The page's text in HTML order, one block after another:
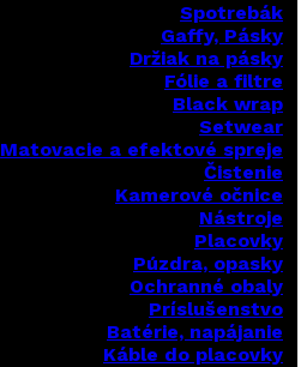
Spotrebák
Gaffy, Pásky
Držiak na pásky
Fólie a filtre
Black wrap
Setwear
Matovacie a efektové spreje
Čistenie
Kamerové očnice
Nástroje
Placovky
Púzdra, opasky
Ochranné obaly
Príslušenstvo
Batérie, napájanie
Káble do placovky